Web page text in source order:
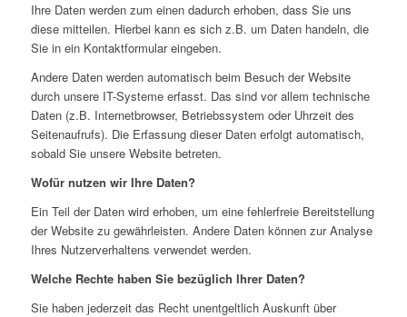
Ihre Daten werden zum einen dadurch erhoben, dass Sie uns
diese mitteilen. Hierbei kann es sich z.B. um Daten handeln, die
Sie in ein Kontaktformular eingeben.
Andere Daten werden automatisch beim Besuch der Website
durch unsere IT-Systeme erfasst. Das sind vor allem technische
Daten (z.B. Internetbrowser, Betriebssystem oder Uhrzeit des
Seitenaufrufs). Die Erfassung dieser Daten erfolgt automatisch,
sobald Sie unsere Website betreten.
Wofür nutzen wir Ihre Daten?
Ein Teil der Daten wird erhoben, um eine fehlerfreie Bereitstellung
der Website zu gewährleisten. Andere Daten können zur Analyse
Ihres Nutzerverhaltens verwendet werden.
Welche Rechte haben Sie bezüglich Ihrer Daten?
Sie haben jederzeit das Recht unentgeltlich Auskunft über